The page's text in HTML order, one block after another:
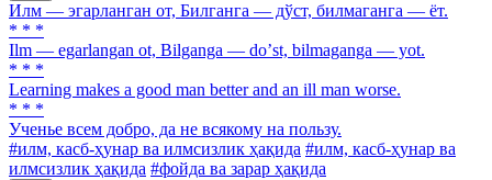
Илм — эгарланган от, Билганга — дўст, билмаганга — ёт.
* * *
Ilm — egarlangan ot, Bilganga — doʼst, bilmaganga — yot.
* * *
Learning makes a good man better and an ill man worse.
* * *
Ученье всем добро, да не всякому на пользу.
#илм, касб-ҳунар ва илмсизлик ҳақида #илм, касб-ҳунар ва
илмсизлик ҳақида #фойда ва зарар ҳақида